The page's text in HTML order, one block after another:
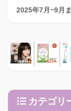
2025年7月~9月
カテゴリ